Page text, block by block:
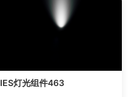
IES灯光组件463